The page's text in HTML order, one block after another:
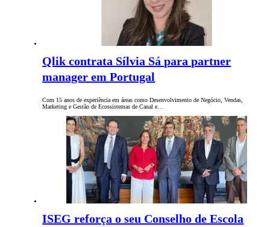
Qlik contrata Sílvia Sá para partner
manager em Portugal
Com 15 anos de experiência em áreas como Desenvolvimento de Negócio, Vendas,
Marketing e Gestão de Ecossistemas de Canal e…
ISEG reforça o seu Conselho de Escola